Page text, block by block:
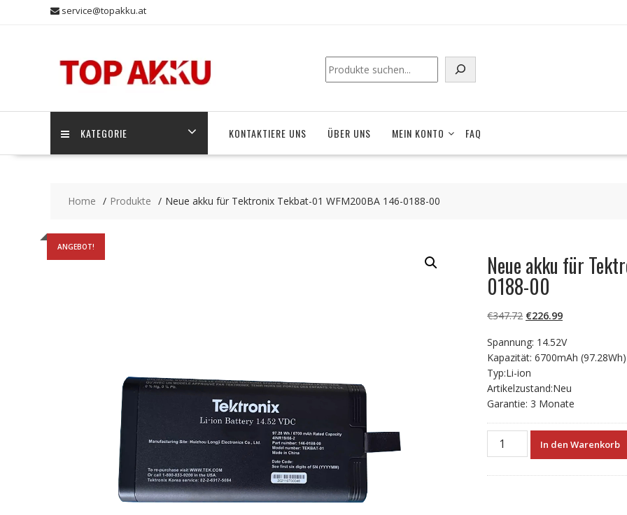
service@topakku.at
KATEGORIE KONTAKTIERE UNS ÜBER UNS MEIN KONTO FAQ
Home Produkte Neue akku für Tektronix Tekbat-01 WFM200BA 146-0188-00
ANGEBOT!
Neue akku für
0188-00
€347.72 Ursprünglicher
war:
€347.72
€226.99Aktueller
ist:
€226.99.
Spannung: 14.52V
Kapazität: 6700mAh (97.28Wh)
Typ:Li-ion
Artikelzustand:Neu
Garantie: 3 Monate
Neue
In den Warenkorb